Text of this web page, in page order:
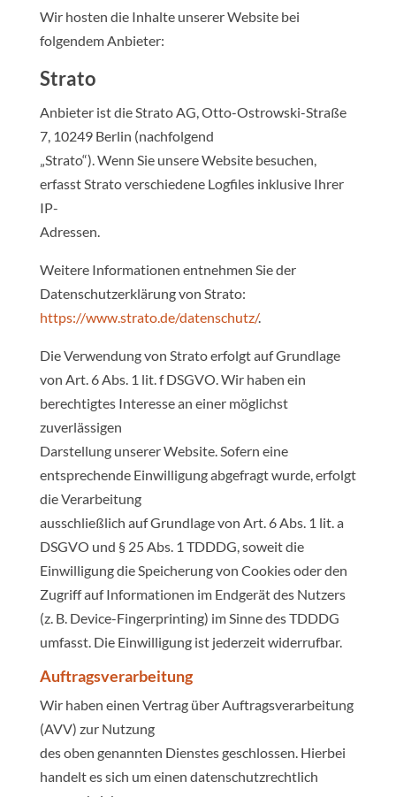
Wir hosten die Inhalte unserer Website bei
folgendem Anbieter:
Strato
Anbieter ist die Strato AG, Otto-Ostrowski-Straße
7, 10249 Berlin (nachfolgend
„Strato“). Wenn Sie unsere Website besuchen,
erfasst Strato verschiedene Logfiles inklusive Ihrer
IP-
Adressen.
Weitere Informationen entnehmen Sie der
Datenschutzerklärung von Strato:
https://www.strato.de/datenschutz/.
Die Verwendung von Strato erfolgt auf Grundlage
von Art. 6 Abs. 1 lit. f DSGVO. Wir haben ein
berechtigtes Interesse an einer möglichst
zuverlässigen
Darstellung unserer Website. Sofern eine
entsprechende Einwilligung abgefragt wurde, erfolgt
die Verarbeitung
ausschließlich auf Grundlage von Art. 6 Abs. 1 lit. a
DSGVO und § 25 Abs. 1 TDDDG, soweit die
Einwilligung die Speicherung von Cookies oder den
Zugriff auf Informationen im Endgerät des Nutzers
(z. B. Device-Fingerprinting) im Sinne des TDDDG
umfasst. Die Einwilligung ist jederzeit widerrufbar.
Auftragsverarbeitung
Wir haben einen Vertrag über Auftragsverarbeitung
(AVV) zur Nutzung
des oben genannten Dienstes geschlossen. Hierbei
handelt es sich um einen datenschutzrechtlich